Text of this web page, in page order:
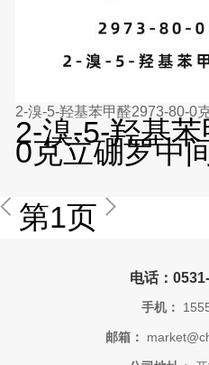
2-溴-5-羟基苯甲醛2973-80-0
2-溴-5-羟基
0克立硼罗中
第1页
电话：
手机：
邮箱：